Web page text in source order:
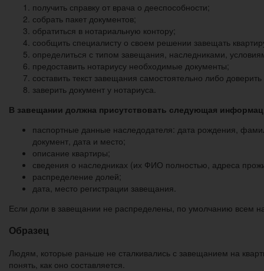
получить справку от врача о дееспособности;
собрать пакет документов;
обратиться в нотариальную контору;
сообщить специалисту о своем решении завещать
определиться с типом завещания, наследниками,
предоставить нотариусу необходимые документы;
составить текст завещания самостоятельно либо
заверить документ у нотариуса.
В завещании должна присутствовать следующая
паспортные данные наследодателя: дата рождения,
документ, дата и место;
описание квартиры;
сведения о наследниках (их ФИО полностью, адреса
распределение долей;
дата, место регистрации завещания.
Если доли в завещании не распределены, по умолчанию всем
Образец
Людям, которые раньше не сталкивались с завещанием на
понять, как оно составляется.